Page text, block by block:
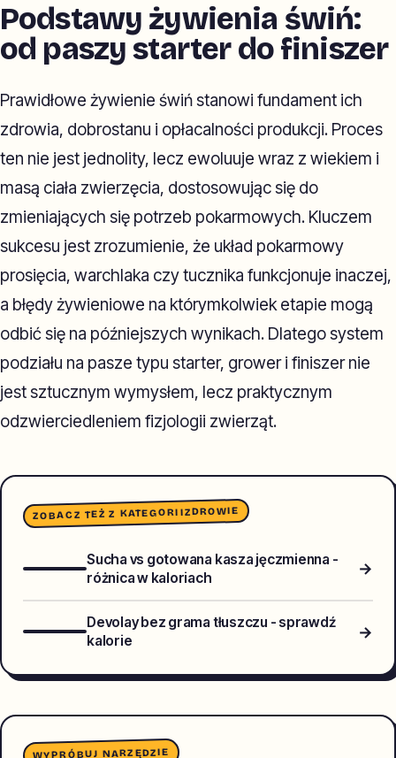
Podstawy żywienia świń:
od paszy starter do finiszer
Prawidłowe żywienie świń stanowi fundament ich
zdrowia, dobrostanu i opłacalności produkcji. Proces
ten nie jest jednolity, lecz ewoluuje wraz z wiekiem i
masą ciała zwierzęcia, dostosowując się do
zmieniających się potrzeb pokarmowych. Kluczem
sukcesu jest zrozumienie, że układ pokarmowy
prosięcia, warchlaka czy tucznika funkcjonuje inaczej,
a błędy żywieniowe na którymkolwiek etapie mogą
odbić się na późniejszych wynikach. Dlatego system
podziału na pasze typu starter, grower i finiszer nie
jest sztucznym wymysłem, lecz praktycznym
odzwierciedleniem fizjologii zwierząt.
ZOBACZ TEŻ Z KATEGORIIZDROWIE
Sucha vs gotowana kasza jęczmienna -
różnica w kaloriach
→
Devolay bez grama tłuszczu - sprawdź
kalorie
→
WYPRÓBUJ NARZĘDZIE